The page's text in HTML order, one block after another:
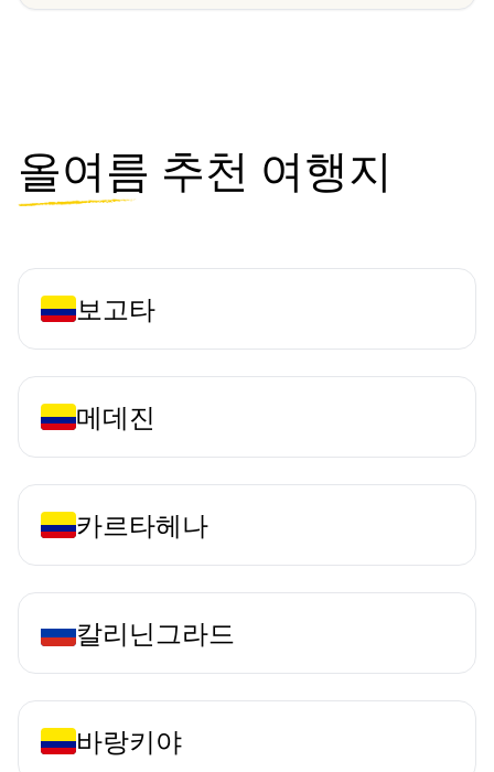
올여름 추천 여행지
보고타
메데진
카르타헤나
칼리닌그라드
바랑키야